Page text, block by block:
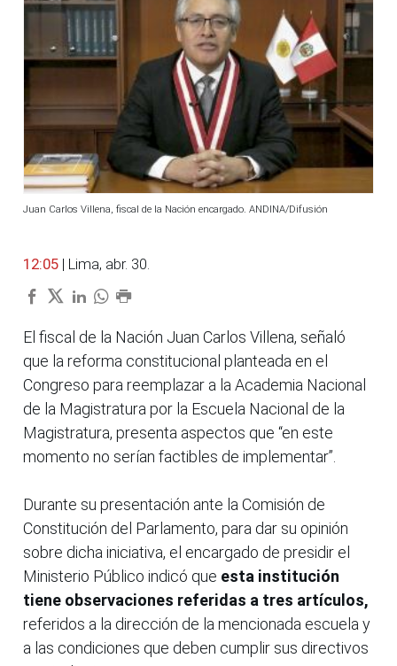
Juan Carlos Villena, fiscal de la Nación encargado. ANDINA/Difusión
12:05 | Lima, abr. 30.
El fiscal de la Nación Juan Carlos Villena, señaló
que la reforma constitucional planteada en el
Congreso para reemplazar a la Academia Nacional
de la Magistratura por la Escuela Nacional de la
Magistratura, presenta aspectos que “en este
momento no serían factibles de implementar”.
Durante su presentación ante la Comisión de
Constitución del Parlamento, para dar su opinión
sobre dicha iniciativa, el encargado de presidir el
Ministerio Público indicó que esta institución
tiene observaciones referidas a tres artículos,
referidos a la dirección de la mencionada escuela y
a las condiciones que deben cumplir sus directivos